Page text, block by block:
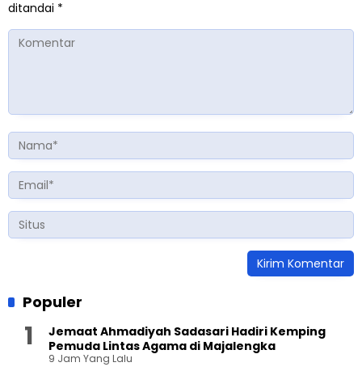
ditandai *
Populer
Jemaat Ahmadiyah Sadasari Hadiri Kemping
Pemuda Lintas Agama di Majalengka
9 Jam Yang Lalu